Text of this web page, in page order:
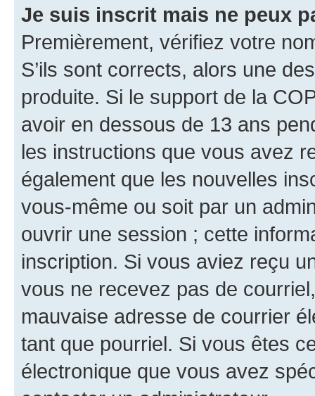
Je suis inscrit mais ne peux
Premièrement, vérifiez votre
S’ils sont corrects, alors une
produite. Si le support de la
avoir en dessous de 13 ans
les instructions que vous avez
également que les nouvelles
vous-même ou soit par un
ouvrir une session ; cette
inscription. Si vous aviez reçu
vous ne recevez pas de
mauvaise adresse de courrier
tant que pourriel. Si vous êtes
électronique que vous avez